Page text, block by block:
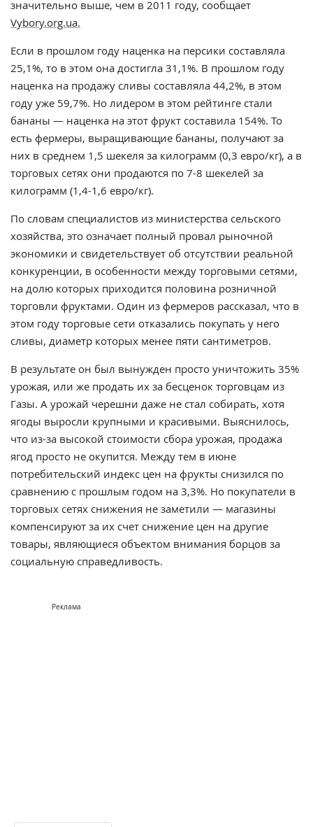
значительно выше, чем в 2011 году, сообщает
Vybory.org.ua.
Если в прошлом году наценка на персики составляла
25,1%, то в этом она достигла 31,1%. В прошлом году
наценка на продажу сливы составляла 44,2%, в этом
году уже 59,7%. Но лидером в этом рейтинге стали
бананы — наценка на этот фрукт составила 154%. То
есть фермеры, выращивающие бананы, получают за
них в среднем 1,5 шекеля за килограмм (0,3 евро/кг), а в
торговых сетях они продаются по 7-8 шекелей за
килограмм (1,4-1,6 евро/кг).
По словам специалистов из министерства сельского
хозяйства, это означает полный провал рыночной
экономики и свидетельствует об отсутствии реальной
конкуренции, в особенности между торговыми сетями,
на долю которых приходится половина розничной
торговли фруктами. Один из фермеров рассказал, что в
этом году торговые сети отказались покупать у него
сливы, диаметр которых менее пяти сантиметров.
В результате он был вынужден просто уничтожить 35%
урожая, или же продать их за бесценок торговцам из
Газы. А урожай черешни даже не стал собирать, хотя
ягоды выросли крупными и красивыми. Выяснилось,
что из-за высокой стоимости сбора урожая, продажа
ягод просто не окупится. Между тем в июне
потребительский индекс цен на фрукты снизился по
сравнению с прошлым годом на 3,3%. Но покупатели в
торговых сетях снижения не заметили — магазины
компенсируют за их счет снижение цен на другие
товары, являющиеся объектом внимания борцов за
социальную справедливость.
Реклама